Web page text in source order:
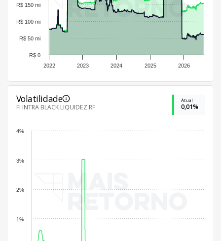
2022 2023 2024 2025 2026
R$ 0
R$ 50 mi
R$ 100 mi
R$ 150 mi
Volatilidade
FI INTRA BLACK LIQUIDEZ RF
Atual
0,01%
1%
2%
3%
4%